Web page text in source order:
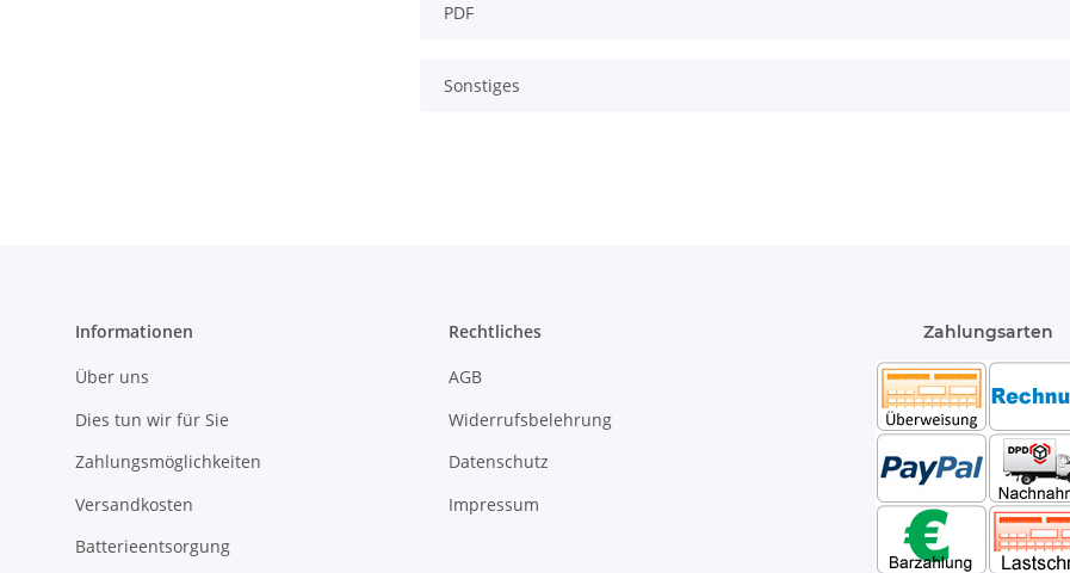
PDF
Sonstiges
Informationen
Über uns
Dies tun wir für Sie
Zahlungsmöglichkeiten
Versandkosten
Batterieentsorgung
Rechtliches
AGB
Widerrufsbelehrung
Datenschutz
Impressum
Zahlungsarten